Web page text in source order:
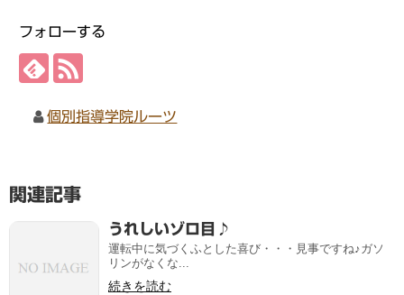
フォローする
個別指導学院ルーツ
関連記事
うれしいゾロ目♪
運転中に気づくふとした喜び・・・見事ですね♪ガソ
リンがなくな...
続きを読む